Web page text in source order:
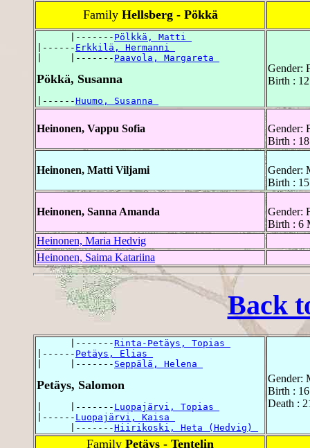
Family Hellsberg - Pökkä
      |-------
Pölkkä, Matti
|------ Erkkilä, Hermanni
|     |------- Paavola, Margareta
Pökkä, Susanna
|------Huumo, Susanna
Gender:
Birth :
Heinonen, Vappu Sofia
Gender:
Birth :
Heinonen, Matti Viljami
Gender:
Birth :
Heinonen, Sanna Amanda
Gender:
Birth : 6
Heinonen, Maria Hedvig
Heinonen, Saima Katariina
Back
      |-------
Rinta-Petäys, Topias
|------ Petäys, Elias
|     |------- Seppälä, Helena
Petäys, Salomon
|     |------- Luopajärvi, Topias
|------ Luopajärvi, Kaisa
      |-------
Hiirikoski, Heta (Hedvig)
Gender:
Birth :
Death :
Family Petäys - Tentelin